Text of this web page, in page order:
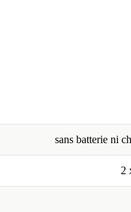
sans batterie ni
2